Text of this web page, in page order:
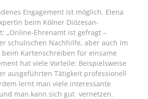
Engagement ist möglich. Elena
beim Kölner Diözesan-
„Online-Ehrenamt ist gefragt –
schulischen Nachhilfe, aber auch im
Kartenschreiben für einsame
hat viele Vorteile: Beispielsweise
ausgeführten Tätigkeit professionell
lernt man viele interessante
man kann sich gut vernetzen.